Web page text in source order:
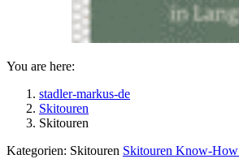
You are here:
stadler-markus-de
Skitouren
Skitouren
Kategorien: Skitouren Skitouren Know-How